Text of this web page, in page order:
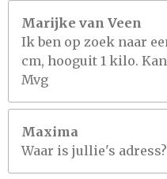
Marijke van Veen
Ik ben op zoek naar
cm, hooguit 1 kilo.
Mvg
Maxima
Waar is jullie's adress?